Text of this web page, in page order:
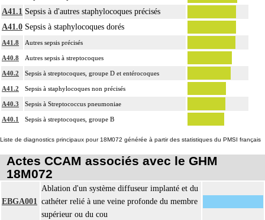
A41.1 Sepsis à d'autres staphylocoques précisés
A41.0 Sepsis à staphylocoques dorés
A41.8 Autres sepsis précisés
A40.8 Autres sepsis à streptocoques
A40.2 Sepsis à streptocoques, groupe D et entérocoques
A41.2 Sepsis à staphylocoques non précisés
A40.3 Sepsis à Streptococcus pneumoniae
A40.1 Sepsis à streptocoques, groupe B
Liste de diagnostics principaux pour 18M072 générée à partir des statistiques du PMSI français
Actes CCAM associés avec le GHM
18M072
EBGA001
Ablation d'un système diffuseur implanté et du
cathéter relié à une veine profonde du membre
supérieur ou du cou